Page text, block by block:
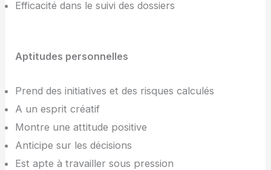
Efficacité dans le suivi des dossiers
Aptitudes personnelles
Prend des initiatives et des risques calculés
A un esprit créatif
Montre une attitude positive
Anticipe sur les décisions
Est apte à travailler sous pression